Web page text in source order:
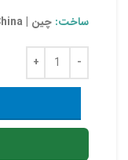
ساخت: چین | Made in China